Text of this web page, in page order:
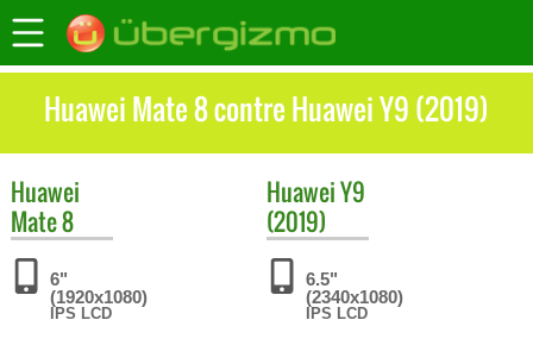
Huawei Mate 8 contre Huawei Y9 (2019)
Huawei
Mate 8
6"
(1920x1080)
IPS LCD
HuaweiY9
(2019)
6.5"
(2340x1080)
IPS LCD